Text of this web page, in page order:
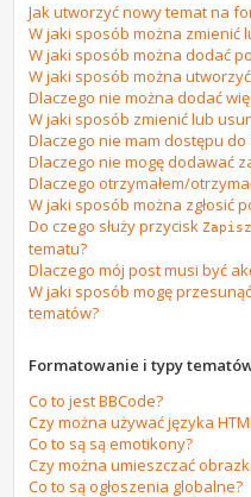
Jak utworzyć nowy temat na
W jaki sposób można zmienić
W jaki sposób można dodać
W jaki sposób można
Dlaczego nie można dodać
W jaki sposób zmienić lub
Dlaczego nie mam dostępu do
Dlaczego nie mogę dodawać
Dlaczego otrzymałem/
W jaki sposób można zgłosić
Do czego służy przyciskZapisz
tematu?
Dlaczego mój post musi być
W jaki sposób mogę
tematów?
Formatowanie i typy
Co to jest BBCode?
Czy można używać języka
Co to są są emotikony?
Czy można umieszczać
Co to są ogłoszenia globalne?